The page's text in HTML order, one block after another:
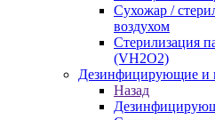
Сухожар /
воздухом
Стерилизация
(VH2O2)
Дезинфицирующие и
Назад